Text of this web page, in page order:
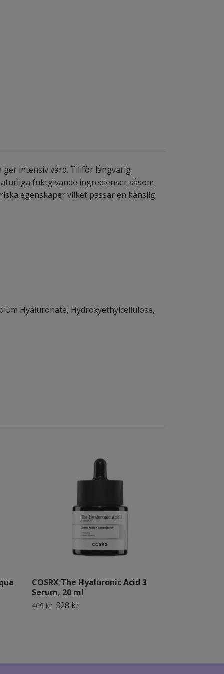
ger intensiv vård. Tillför långvarig
fuktgivande ingredienser såsom
egenskaper vilket passar en känslig
Hyaluronate, Hydroxyethylcellulose,
COSRX The Hyaluronic Acid 3
Serum, 20 ml
469 kr 328 kr